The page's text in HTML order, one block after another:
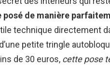
de manière
technique directement
petite tringle
de 30 euros, cette pose